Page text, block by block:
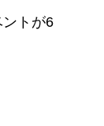
トが6